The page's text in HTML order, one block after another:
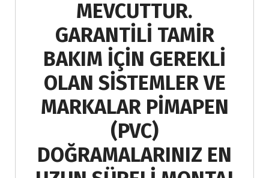
MEVCUTTUR.
GARANTİLİ TAMİR
BAKIM İÇİN GEREKLİ
OLAN SİSTEMLER VE
MARKALAR PİMAPEN
(PVC)
DOĞRAMALARINIZ EN